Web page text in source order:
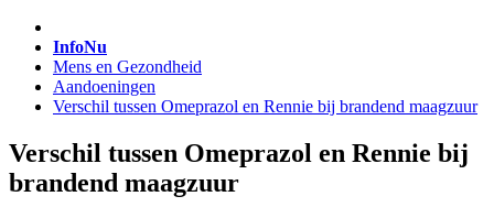
InfoNu
Mens en Gezondheid
Aandoeningen
Verschil tussen Omeprazol en Rennie bij brandend maagzuur
Verschil tussen Omeprazol en Rennie bij
brandend maagzuur